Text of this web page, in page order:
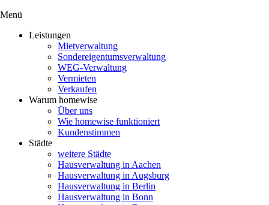
Menü
Leistungen
Mietverwaltung
Sondereigentumsverwaltung
WEG-Verwaltung
Vermieten
Verkaufen
Warum homewise
Über uns
Wie homewise funktioniert
Kundenstimmen
Städte
weitere Städte
Hausverwaltung in Aachen
Hausverwaltung in Augsburg
Hausverwaltung in Berlin
Hausverwaltung in Bonn